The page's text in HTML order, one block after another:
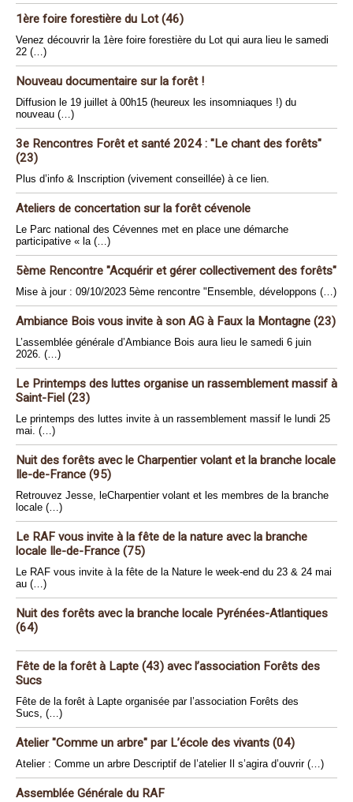
1ère foire forestière du Lot (46)
Venez découvrir la 1ère foire forestière du Lot qui aura lieu le samedi
22 (…)
Nouveau documentaire sur la forêt !
Diffusion le 19 juillet à 00h15 (heureux les insomniaques !) du
nouveau (…)
3e Rencontres Forêt et santé 2024 : "Le chant des forêts"
(23)
Plus d’info & Inscription (vivement conseillée) à ce lien.
Ateliers de concertation sur la forêt cévenole
Le Parc national des Cévennes met en place une démarche
participative « la (…)
5ème Rencontre "Acquérir et gérer collectivement des forêts"
Mise à jour : 09/10/2023 5ème rencontre "Ensemble, développons (…)
Ambiance Bois vous invite à son AG à Faux la Montagne (23)
L’assemblée générale d’Ambiance Bois aura lieu le samedi 6 juin
2026. (…)
Le Printemps des luttes organise un rassemblement massif à
Saint-Fiel (23)
Le printemps des luttes invite à un rassemblement massif le lundi 25
mai. (…)
Nuit des forêts avec le Charpentier volant et la branche locale
Ile-de-France (95)
Retrouvez Jesse, leCharpentier volant et les membres de la branche
locale (…)
Le RAF vous invite à la fête de la nature avec la branche
locale Ile-de-France (75)
Le RAF vous invite à la fête de la Nature le week-end du 23 & 24 mai
au (…)
Nuit des forêts avec la branche locale Pyrénées-Atlantiques
(64)
Fête de la forêt à Lapte (43) avec l’association Forêts des
Sucs
Fête de la forêt à Lapte organisée par l’association Forêts des
Sucs, (…)
Atelier "Comme un arbre" par L’école des vivants (04)
Atelier : Comme un arbre Descriptif de l’atelier Il s’agira d’ouvrir (…)
Assemblée Générale du RAF